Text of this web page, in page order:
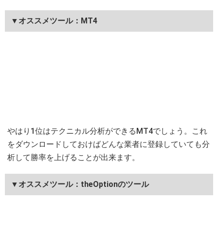
▼オススメツール：MT4
やはり1位はテクニカル分析ができるMT4でしょう。これ
をダウンロードしておけばどんな業者に登録していても分
析して勝率を上げることが出来ます。
▼オススメツール：theOptionのツール